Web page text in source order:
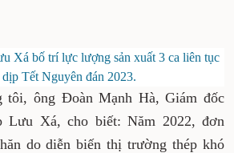
Xá bố trí lực lượng sản xuất 3 ca liên tục
Tết Nguyên đán 2023.
tôi, ông Đoàn Mạnh Hà, Giám đốc
Lưu Xá, cho biết: Năm 2022, đơn
do diễn biến thị trường thép khó